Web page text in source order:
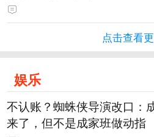
点击查看
娱乐
不认账？蜘蛛侠导演改口：
来了，但不是成家班做动指